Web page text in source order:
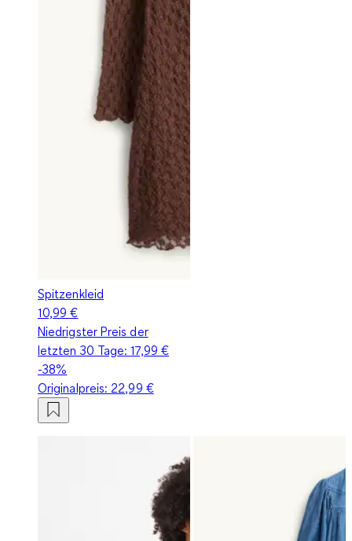
Spitzenkleid
10,99 €
Niedrigster Preis der
letzten 30 Tage:17,99 €
-38%
Originalpreis: 22,99 €